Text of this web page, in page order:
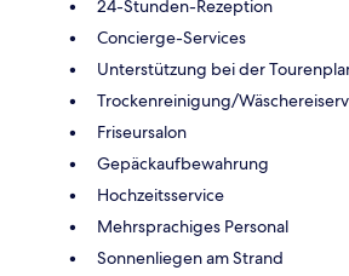
24-Stunden-Rezeption
Concierge-Services
Unterstützung bei der
Trockenreinigung/
Friseursalon
Gepäckaufbewahrung
Hochzeitsservice
Mehrsprachiges Personal
Sonnenliegen am Strand